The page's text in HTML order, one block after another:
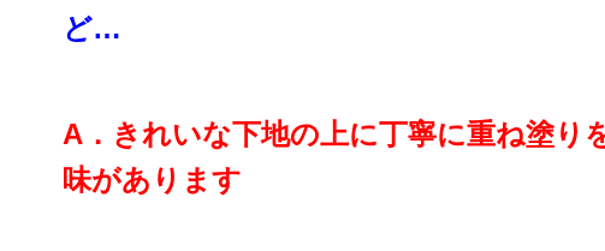
ど…
A．きれいな下地の上に丁寧に重ね塗り
味があります